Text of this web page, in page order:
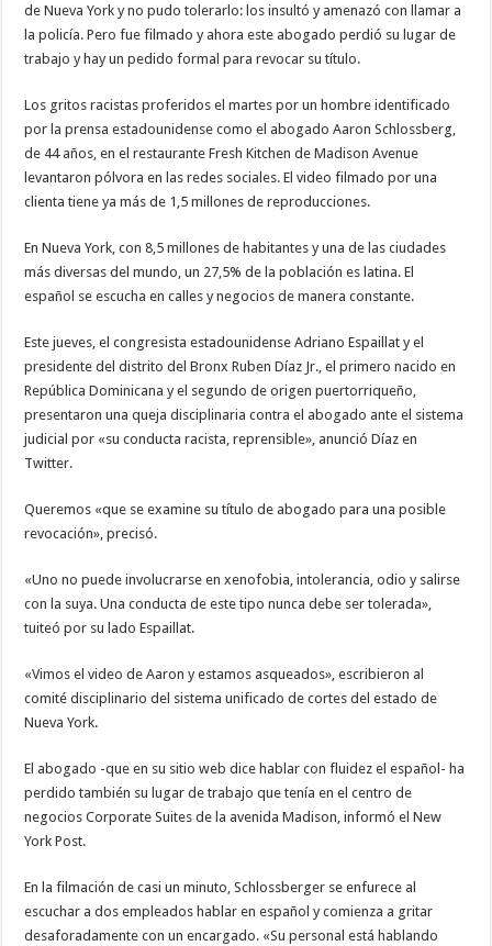
de Nueva York y no pudo tolerarlo: los insultó y amenazó con llamar a
la policía. Pero fue filmado y ahora este abogado perdió su lugar de
trabajo y hay un pedido formal para revocar su título.
Los gritos racistas proferidos el martes por un hombre identificado
por la prensa estadounidense como el abogado Aaron Schlossberg,
de 44 años, en el restaurante Fresh Kitchen de Madison Avenue
levantaron pólvora en las redes sociales. El video filmado por una
clienta tiene ya más de 1,5 millones de reproducciones.
En Nueva York, con 8,5 millones de habitantes y una de las ciudades
más diversas del mundo, un 27,5% de la población es latina. El
español se escucha en calles y negocios de manera constante.
Este jueves, el congresista estadounidense Adriano Espaillat y el
presidente del distrito del Bronx Ruben Díaz Jr., el primero nacido en
República Dominicana y el segundo de origen puertorriqueño,
presentaron una queja disciplinaria contra el abogado ante el sistema
judicial por «su conducta racista, reprensible», anunció Díaz en
Twitter.
Queremos «que se examine su título de abogado para una posible
revocación», precisó.
«Uno no puede involucrarse en xenofobia, intolerancia, odio y salirse
con la suya. Una conducta de este tipo nunca debe ser tolerada»,
tuiteó por su lado Espaillat.
«Vimos el video de Aaron y estamos asqueados», escribieron al
comité disciplinario del sistema unificado de cortes del estado de
Nueva York.
El abogado -que en su sitio web dice hablar con fluidez el español- ha
perdido también su lugar de trabajo que tenía en el centro de
negocios Corporate Suites de la avenida Madison, informó el New
York Post.
En la filmación de casi un minuto, Schlossberger se enfurece al
escuchar a dos empleados hablar en español y comienza a gritar
desaforadamente con un encargado. «Su personal está hablando